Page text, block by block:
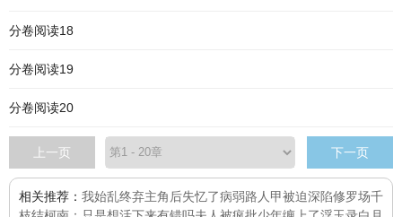
分卷阅读18
分卷阅读19
分卷阅读20
上一页 下一页
相关推荐： 我始乱终弃主角后失忆了病弱路人甲被迫深陷修罗场千